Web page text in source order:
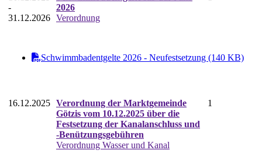
-
31.12.2026
2026
Verordnung
Schwimmbadentgelte 2026 - Neufestsetzung (140 KB)
16.12.2025 Verordnung der Marktgemeinde
Götzis vom 10.12.2025 über die
Festsetzung der Kanalanschluss und
-Benützungsgebühren
Verordnung Wasser und Kanal
1